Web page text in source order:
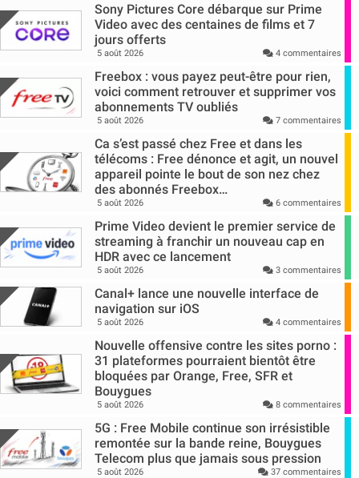
Sony Pictures Core débarque sur Prime
Video avec des centaines de films et 7
jours offerts
5 août 2026 4 commentaires
Freebox : vous payez peut-être pour rien,
voici comment retrouver et supprimer vos
abonnements TV oubliés
5 août 2026 7 commentaires
Ca s’est passé chez Free et dans les
télécoms : Free dénonce et agit, un nouvel
appareil pointe le bout de son nez chez
des abonnés Freebox…
5 août 2026 6 commentaires
Prime Video devient le premier service de
streaming à franchir un nouveau cap en
HDR avec ce lancement
5 août 2026 3 commentaires
Canal+ lance une nouvelle interface de
navigation sur iOS
5 août 2026 4 commentaires
Nouvelle offensive contre les sites porno :
31 plateformes pourraient bientôt être
bloquées par Orange, Free, SFR et
Bouygues
5 août 2026 8 commentaires
5G : Free Mobile continue son irrésistible
remontée sur la bande reine, Bouygues
Telecom plus que jamais sous pression
5 août 2026 37 commentaires